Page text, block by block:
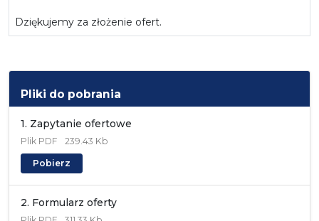
Dziękujemy za złożenie ofert.
Pliki do pobrania
1. Zapytanie ofertowe
Plik PDF 239.43 Kb
Pobierz
2. Formularz oferty